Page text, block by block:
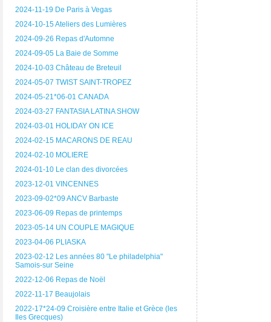
2024-11-19 De Paris à Vegas
2024-10-15 Ateliers des Lumières
2024-09-26 Repas d'Automne
2024-09-05 La Baie de Somme
2024-10-03 Château de Breteuil
2024-05-07 TWIST SAINT-TROPEZ
2024-05-21*06-01 CANADA
2024-03-27 FANTASIA LATINA SHOW
2024-03-01 HOLIDAY ON ICE
2024-02-15 MACARONS DE REAU
2024-02-10 MOLIERE
2024-01-10 Le clan des divorcées
2023-12-01 VINCENNES
2023-09-02*09 ANCV Barbaste
2023-06-09 Repas de printemps
2023-05-14 UN COUPLE MAGIQUE
2023-04-06 PLIASKA
2023-02-12 Les années 80 "Le philadelphia"
Samois-sur Seine
2022-12-06 Repas de Noël
2022-11-17 Beaujolais
2022-17*24-09 Croisière entre Italie et Grèce (les
Iles Grecques)